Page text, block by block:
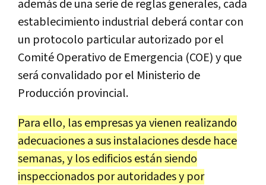
además de una serie de reglas generales, cada
establecimiento industrial deberá contar con
un protocolo particular autorizado por el
Comité Operativo de Emergencia (COE) y que
será convalidado por el Ministerio de
Producción provincial.
Para ello, las empresas ya vienen realizando
adecuaciones a sus instalaciones desde hace
semanas, y los edificios están siendo
inspeccionados por autoridades y por